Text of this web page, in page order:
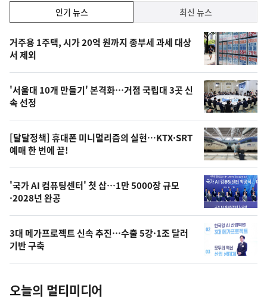
기,
최
신,
오
늘
의
영
상
오
늘
의
사
진
인기 뉴스 최신 뉴스
기
뉴
스
거주용 1주택, 시가 20억 원까지 종부세 과세 대상
서 제외
'서울대 10개 만들기' 본격화…거점 국립대 3곳 신
속 선정
[달달정책] 휴대폰 미니멀리즘의 실현…KTX·SRT
예매 한 번에 끝!
'국가 AI 컴퓨팅센터' 첫 삽…1만 5000장 규모
·2028년 완공
3대 메가프로젝트 신속 추진…수출 5강·1조 달러
기반 구축
오늘의 멀티미디어